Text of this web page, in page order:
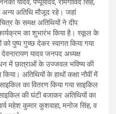
यादव, पप्पूयादव, रामगोविंद सिंह,
अन्य अतिथि मौजूद रहे। जहां
के समक्ष अतिथियों ने दीप
का शुभारंभ किया है। स्कूल के
को पुष्प गुच्छ देकर स्वागत किया गया
देवनारायण यादव जनपद अध्यक्ष
में छात्राओं के उज्जवल भविष्य की
अतिथियों के हाथों कक्षा नौवीं में
का वितरण किया गया साइकिल
की घंटी बजाकर अतिथियों का
महेश कुमार कुशवाहा, मनोज सिंह, व